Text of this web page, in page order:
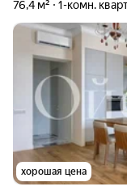
76,4 м² 1-комн.
хорошая цена